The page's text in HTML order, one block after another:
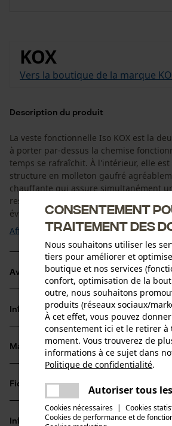
KOX
Vers la boutique de la marque
Description du produit
La veste fonctionnelle Iso KOX est la
à porter par-dessus la chemise
temps se rafraîchit. À l'intérieur, elle est
structure en molleton gaufré
chauffante qui assure simultanément
respirabilité et une bonne perméabilité
éviter la surchauffe. La teneur en
Afficher plus
Avantages du produit
Respirant
Agréablement souple, avec de
Avec polaire gaufré à l'intérieur
Informations sur le produit
Détails du produit
Type de manche
manches longues
Matériau & entretien
Type de matériau
Fiches techniques
Fiche de données de sécurité du
Informations fabricant
Consentement
traitement des
Nous souhaitons utiliser les
tiers pour améliorer et
boutique et nos services
confort, optimisation de la
outre, nous souhaitons
produits (réseaux sociaux/
À cet effet, vous pouvez
consentement ici et le retirer à
moment. Vous trouverez de
informations à ce sujet dans
Politique de confidentialité.
Autoriser tous
Cookies nécessaires | Cookies
Cookies de performance et de
Une erreur s'est
essayer encore.
partager
partager
mail